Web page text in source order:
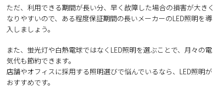
ただ、利用できる期間が長い分、早く故障した場合の損害が大きく
なりやすいので、ある程度保証期間の長いメーカーのLED照明を導
入しましょう。
また、蛍光灯や白熱電球ではなくLED照明を選ぶことで、月々の電
気代も節約できます。
店舗やオフィスに採用する照明選びで悩んでいるなら、LED照明が
おすすめです。